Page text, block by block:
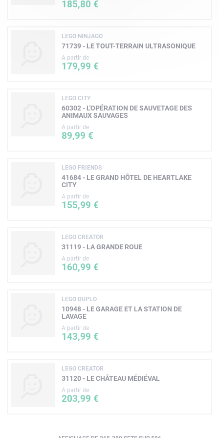
185,80 €
LEGO NINJAGO
71739 - LE TOUT-TERRAIN ULTRASONIQUE
A partir de
179,99 €
LEGO CITY
60302 - L'OPÉRATION DE SAUVETAGE DES
ANIMAUX SAUVAGES
A partir de
89,99 €
LEGO FRIENDS
41684 - LE GRAND HÔTEL DE HEARTLAKE
CITY
A partir de
155,99 €
LEGO CREATOR
31119 - LA GRANDE ROUE
A partir de
160,99 €
LEGO DUPLO
10948 - LE GARAGE ET LA STATION DE
LAVAGE
A partir de
143,99 €
LEGO CREATOR
31120 - LE CHÂTEAU MÉDIÉVAL
A partir de
203,99 €